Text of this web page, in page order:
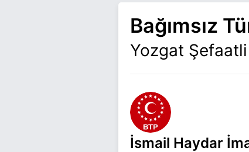
Bağımsız
Yozgat
İsmail Haydar